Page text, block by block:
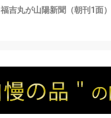
福吉丸が山陽新聞（朝刊1面